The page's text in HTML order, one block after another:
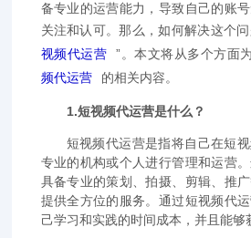
备专业的运营能力，导致自己的账
关注和认可。那么，如何解决这个
视频代运营
”。本文将从多个方面
频代运营
的相关内容。
1.短视频代运营是什么？
短视频代运营是指将自己在短
专业的机构或个人进行管理和运营
具备专业的策划、拍摄、剪辑、推
提供全方位的服务。通过短视频代
己学习和实践的时间成本，并且能够